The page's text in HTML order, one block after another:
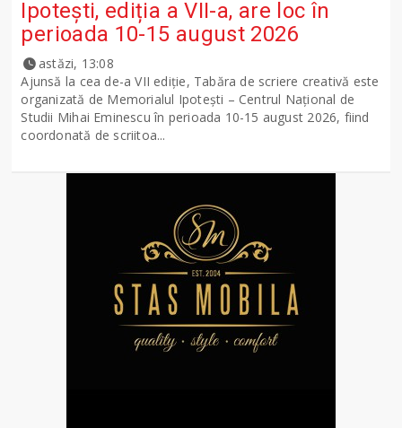
Ipotești, ediția a VII-a, are loc în
perioada 10-15 august 2026
astăzi, 13:08
Ajunsă la cea de-a VII ediție, Tabăra de scriere creativă este
organizată de Memorialul Ipotești – Centrul Național de
Studii Mihai Eminescu în perioada 10-15 august 2026, fiind
coordonată de scriitoa...